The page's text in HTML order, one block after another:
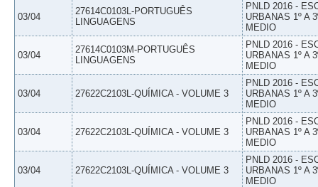
03/04
27614C0103L-PORTUGUÊS
LINGUAGENS
PNLD 2016 -
URBANAS 1º A
MEDIO
03/04
27614C0103M-PORTUGUÊS
LINGUAGENS
PNLD 2016 -
URBANAS 1º A
MEDIO
03/04 27622C2103L-QUÍMICA - VOLUME 3
PNLD 2016 -
URBANAS 1º A
MEDIO
03/04 27622C2103L-QUÍMICA - VOLUME 3
PNLD 2016 -
URBANAS 1º A
MEDIO
03/04 27622C2103L-QUÍMICA - VOLUME 3
PNLD 2016 -
URBANAS 1º A
MEDIO